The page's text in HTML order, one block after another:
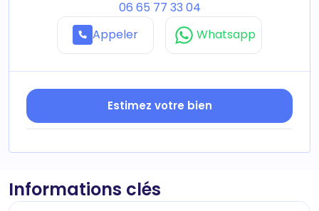
06 65 77 33 04
Appeler
Whatsapp
Estimez votre bien
Informations clés